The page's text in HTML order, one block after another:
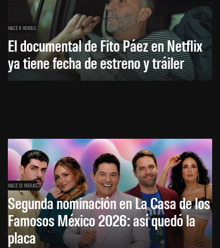
HACE 4 HORAS
El documental de Fito Páez en Netflix
ya tiene fecha de estreno y tráiler
HACE 13 HORAS
Segunda nominación en La Casa de los
Famosos México 2026: así quedó la
placa